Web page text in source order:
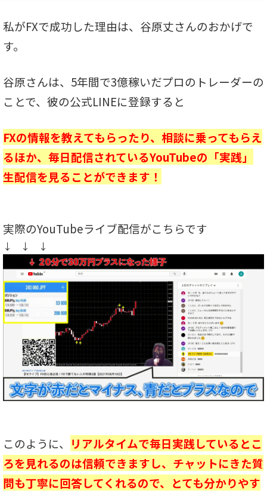
私がFXで成功した理由は、谷原丈さんのおかげで
す。
谷原さんは、5年間で3億稼いだプロのトレーダーの
ことで、彼の公式LINEに登録すると
FXの情報を教えてもらったり、相談に乗ってもらえ
るほか、 毎日配信されているYouTubeの「実践」
生配信を見ることができます！
実際のYouTubeライブ配信がこちらです
↓ ↓ ↓
このように、 リアルタイムで毎日実践しているとこ
ろを見れるのは信頼できますし、チャットにきた質
問も丁寧に回答してくれるので、とても分かりやす